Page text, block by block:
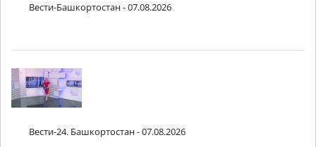
Вести-Башкортостан - 07.08.2026
Вести-24. Башкортостан - 07.08.2026